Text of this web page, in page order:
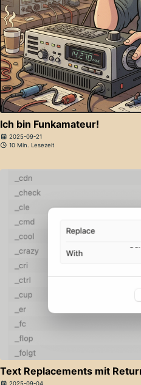
Ich bin Funkamateur!
2025-09-21
10 Min. Lesezeit
Text Replacements mit